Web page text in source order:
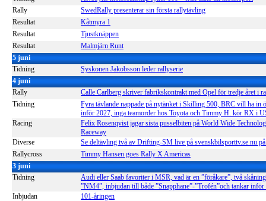
Rally
SwedRally presenterar sin första rallytävling
Resultat
Kåtmyra 1
Resultat
Tjustknäppen
Resultat
Malmjärn Runt
5 juni
Tidning
Syskonen Jakobsson leder rallyserie
4 juni
Rally
Calle Carlberg skriver fabrikskontrakt med Opel för tredje året i
Tidning
Fyra tävlande nappade på nytänket i Skilling 500, BRC vill ha in
inför 2027, inga teamorder hos Toyota och Timmy H. kör RX i
Racing
Felix Rosenqvist jagar sista pusselbiten på World Wide
Raceway
Diverse
Se deltävling två av Drifting-SM live på svenskbilsporttv.se nu
Rallycross
Timmy Hansen goes Rally X Americas
3 juni
Tidning
Audi eller Saab favoriter i MSR, vad är en ”föråkare”, två
”NM4”, inbjudan till både ”Snapphane”-”Trofén”och tankar
Inbjudan
101-åringen